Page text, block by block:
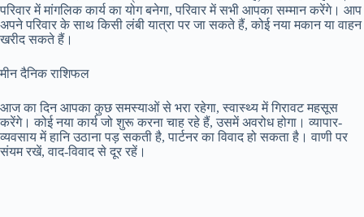
परिवार में मांगलिक कार्य का योग बनेगा, परिवार में सभी आपका सम्मान करेंगे। आप
अपने परिवार के साथ किसी लंबी यात्रा पर जा सकते हैं, कोई नया मकान या वाहन
खरीद सकते हैं।
मीन दैनिक राशिफल
आज का दिन आपका कुछ समस्याओं से भरा रहेगा, स्वास्थ्य में गिरावट महसूस
करेंगे। कोई नया कार्य जो शुरू करना चाह रहे हैं, उसमें अवरोध होगा। व्यापार-
व्यवसाय में हानि उठाना पड़ सकती है, पार्टनर का विवाद हो सकता है। वाणी पर
संयम रखें, वाद-विवाद से दूर रहें।